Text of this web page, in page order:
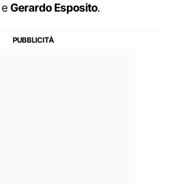
eGerardo Esposito.